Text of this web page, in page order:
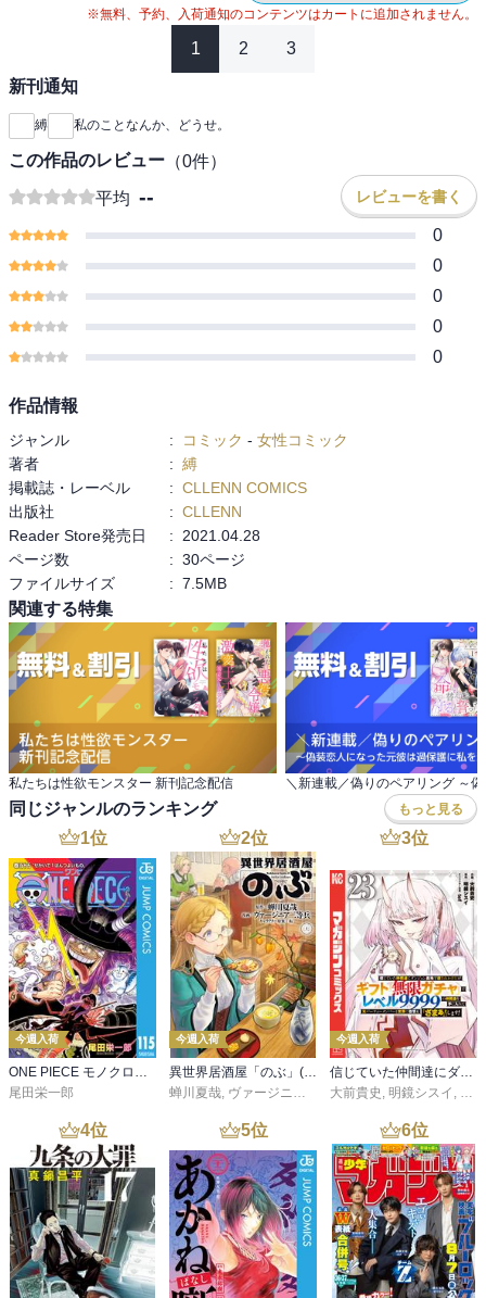
※無料、予約、入荷通知のコンテンツはカートに追加されません。
1 2 3
新刊通知
縛 私のことなんか、どうせ。
この作品のレビュー （0件）
平均 -- レビューを書く
0
0
0
0
0
作品情報
ジャンル : コミック - 女性コミック
著者
: 縛
掲載誌・レーベル
: CLLENN COMICS
出版社
: CLLENN
Reader Store発売日
:
2021.04.28
ページ数
: 30ページ
ファイルサイズ
: 7.5MB
関連する特集
私たちは性欲モンスター 新刊記念配信
同じジャンルのランキング もっと見る
1位
今週入荷
ONE PIECE モノクロ版 115
尾田栄一郎
2位
今週入荷
異世界居酒屋「のぶ」(22)
蝉川夏哉, ヴァージニア二等兵 ,転
3位
今週入荷
信じていた仲間達にダンジョン奥地で殺されかけたがギフト『無限ガチャ』でレベル９９９９の仲間達を手に入れて元パーティーメンバーと世界に復讐＆『ざまぁ！』します！（２３）
大前貴史 , 明鏡シスイ , ｔ
4位 5位 6位